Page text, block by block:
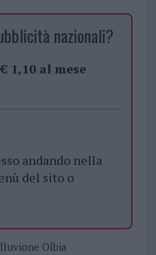
nazionali?
1,10 al mese
andando nella
del sito o
Olbia